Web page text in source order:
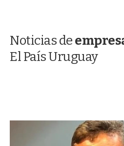
Noticias de
El País Uruguay